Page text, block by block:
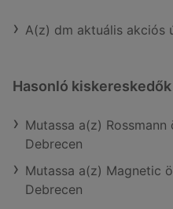
A(z) dm aktuális akciós
Hasonló
Mutassa a(z)
Debrecen
Mutassa a(z) Magnetic
Debrecen